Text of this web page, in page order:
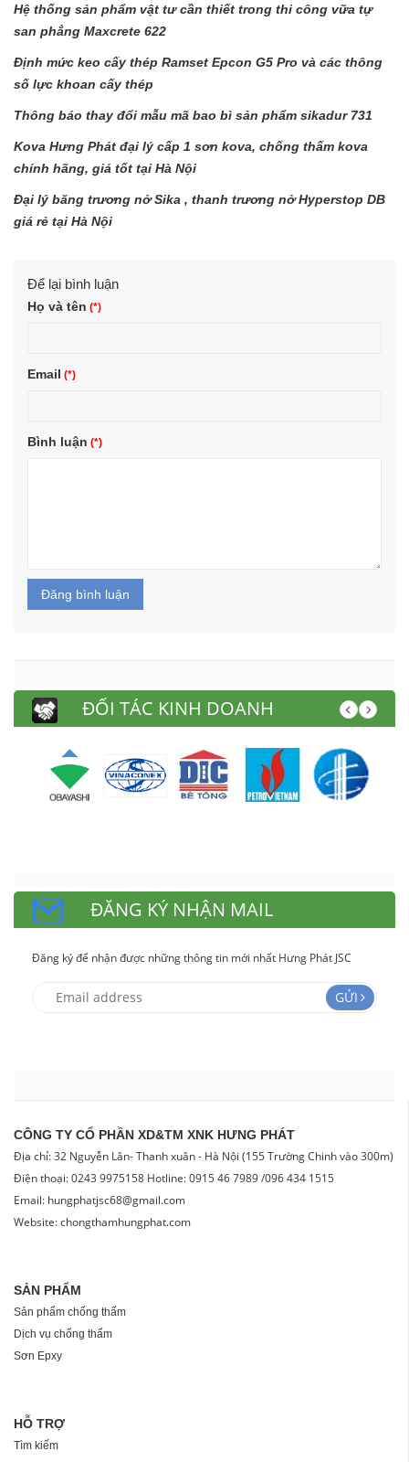
Hệ thống sản phẩm vật tư cần thiết trong thi công vữa tự
san phẳng Maxcrete 622
Định mức keo cấy thép Ramset Epcon G5 Pro và các thông
số lực khoan cấy thép
Thông báo thay đổi mẫu mã bao bì sản phẩm sikadur 731
Kova Hưng Phát đại lý cấp 1 sơn kova, chống thấm kova
chính hãng, giá tốt tại Hà Nội
Đại lý băng trương nở Sika , thanh trương nở Hyperstop DB
giá rẻ tại Hà Nội
Để lại bình luận
Họ và tên
Email
Bình luận
Đăng bình luận
ĐỐI TÁC KINH DOANH
ĐĂNG KÝ NHẬN MAIL
Đăng ký để nhận được những thông tin mới nhất Hưng Phát JSC
GỬI
CÔNG TY CỔ PHẦN XD&TM XNK HƯNG PHÁT
Địa chỉ: 32 Nguyễn Lân- Thanh xuân - Hà Nội (155 Trường Chinh vào 300m)
Điện thoại: 0243 9975158 Hotline: 0915 46 7989 /096 434 1515
Email: hungphatjsc68@gmail.com
Website: chongthamhungphat.com
SẢN PHẨM
Sản phẩm chống thấm
Dịch vụ chống thấm
Sơn Epxy
HỖ TRỢ
Tìm kiếm